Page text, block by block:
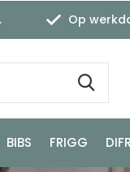
BIBS FRIGG
Op